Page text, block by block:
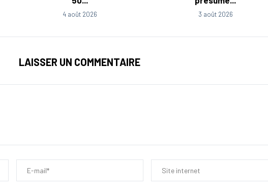
4 août 2026 3 août 2026
LAISSER UN COMMENTAIRE